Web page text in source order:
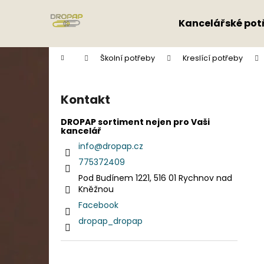
Kancelářské
Domů Školní potřeby Kreslící potřeby
Kontakt
DROPAP sortiment nejen pro Vaši
kancelář
info@dropap.cz
775372409
Pod Budínem 1221, 516 01 Rychnov nad
Kněžnou
Facebook
dropap_dropap
í
Zpět
do
Zpět
do